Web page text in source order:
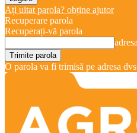
Ați uitat parola? obține ajutor
Recuperare parola
Recuperați-vă parola
O parola va fi trimisă pe adresa